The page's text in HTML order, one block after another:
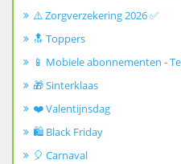
⚠️ Zorgverzekering 2026 ✅
🔝 Toppers
📱 Mobiele abonnementen -
🎁 Sinterklaas
❤️ Valentijnsdag
🛍️ Black Friday
🎈 Carnaval